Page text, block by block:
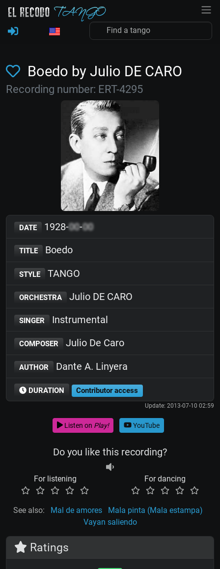
Boedo by Julio DE CARO
Recording number: ERT-4295
DATE 1928-00-00
TITLE Boedo
STYLE TANGO
ORCHESTRA Julio DE CARO
SINGER Instrumental
COMPOSER Julio De Caro
AUTHOR Dante A. Linyera
DURATION Contributor access
Update: 2013-07-10 02:59
Listen on Play! YouTube
Do you like this recording?
For listening For dancing
See also: Mal de amores
Mala pinta (Mala estampa)
Vayan saliendo
Ratings